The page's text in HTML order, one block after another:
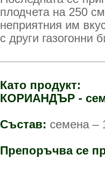
плодчета на 250
неприятния им
с други газогонни
Като продукт:
КОРИАНДЪР -
Състав: семена –
Препоръчва се